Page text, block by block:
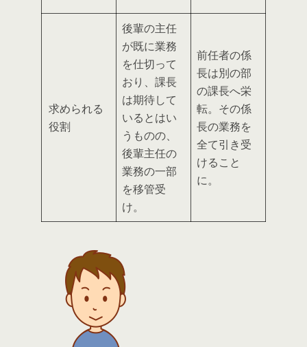
求められる
役割
後輩の主任
が既に業務
を仕切って
おり、課長
は期待して
いるとはい
うものの、
後輩主任の
業務の一部
を移管受
け。
前任者の係
長は別の部
の課長へ栄
転。その係
長の業務を
全て引き受
けること
に。